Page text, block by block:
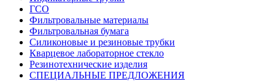
ГСО
Фильтровальные материалы
Фильтровальная бумага
Силиконовые и резиновые трубки
Кварцевое лабораторное стекло
Резинотехнические изделия
СПЕЦИАЛЬНЫЕ ПРЕДЛОЖЕНИЯ